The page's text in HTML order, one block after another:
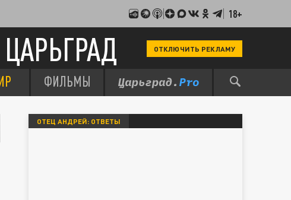
18+
ЦАРЬГРАД ОТКЛЮЧИТЬ РЕКЛАМУ
ФИЛЬМЫ
ОТЕЦ АНДРЕЙ: ОТВЕТЫ